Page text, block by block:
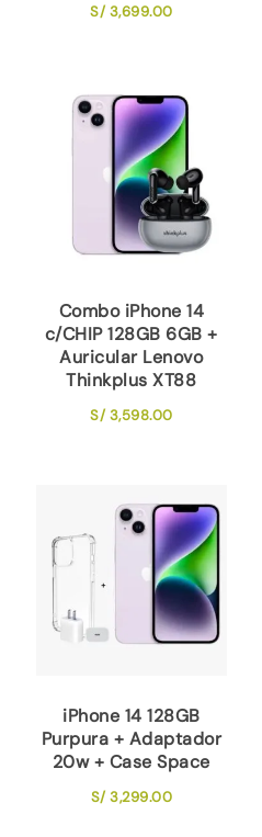
S/3,699.00
Combo iPhone 14
c/CHIP 128GB 6GB +
Auricular Lenovo
Thinkplus XT88
S/3,598.00
iPhone 14 128GB
Purpura + Adaptador
20w + Case Space
S/3,299.00